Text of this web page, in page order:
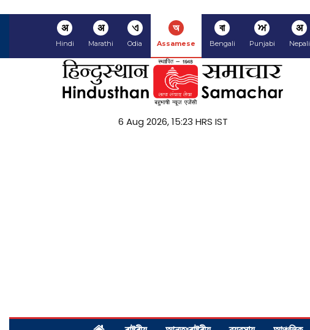
अ
Hindi
अ
Marathi
ଏ
Odia
অ
Assamese
বা
Bengali
ਅ
Punjabi
अ
Nepali
6 Aug 2026, 15:23 HRS IST